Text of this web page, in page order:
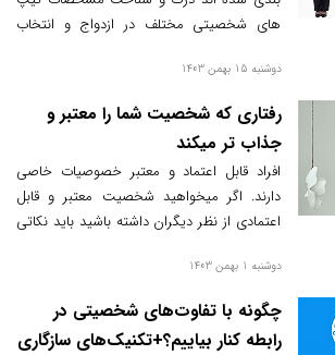
های شخصیتی مختلف در ازدواج و انتخاب
دوشنبه 15 بهمن 1403
رفتاری که شخصیت شما را معتبر و
جذاب تر میکند
افراد قابل اعتماد و معتبر خصوصیات خاصی
دارند. اگر میخواهید شخصیت معتبر و قابل
اعتمادی از نظر دیگران داشته باشید باید نکاتی
دوشنبه 1 بهمن 1403
چگونه با تفاوت‌های شخصیتی در
رابطه کنار بیاییم؟+تکنیک‌های سازگاری